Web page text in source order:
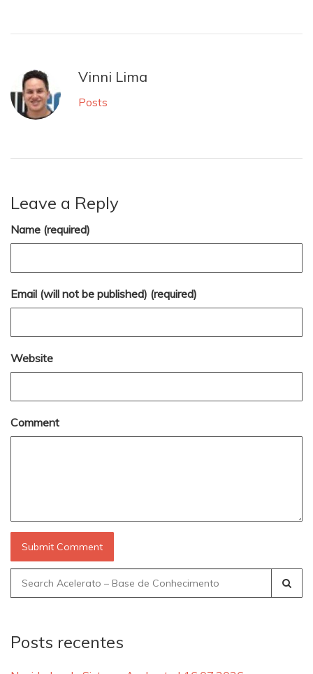
Vinni Lima
Posts
Leave a Reply
Name (required)
Email (will not be published) (required)
Website
Comment
Search
for:
Posts recentes